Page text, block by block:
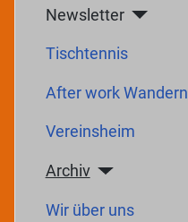
Newsletter
Tischtennis
After work Wandern
Vereinsheim
Archiv
Wir über uns